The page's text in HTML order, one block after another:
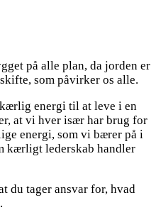
på alle plan, da jorden er
som påvirker os alle.
energi til at leve i en
at vi hver især har brug for
energi, som vi bærer på i
kærligt lederskab handler
du tager ansvar for, hvad